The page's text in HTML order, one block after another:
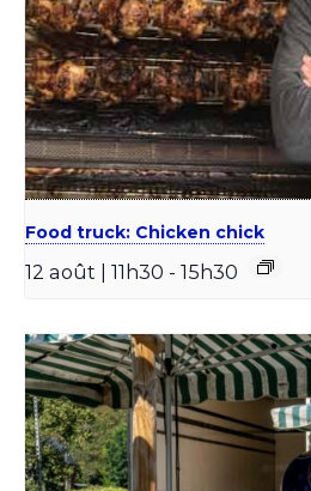
Food truck: Chicken chick
12 août | 11h30 - 15h30